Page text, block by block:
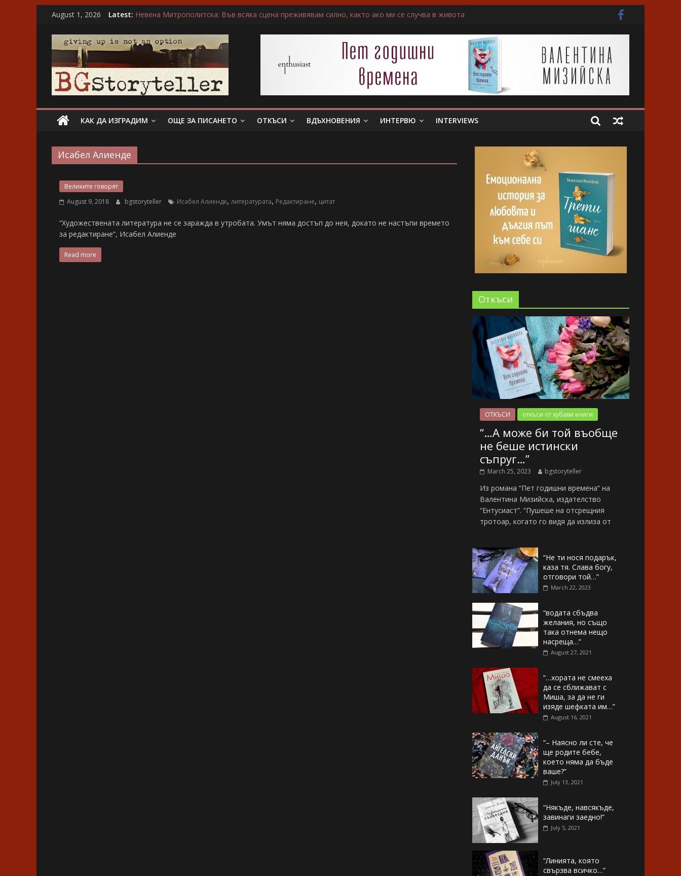
content
August 1, 2026 Latest: “Не ти нося подарък, каза тя. Слава богу, отговори той…”
Йордан Колев: Пиша за удоволствие
Ирса Сигурдардотир: Обичам да пиша за герои, които еволюират
“…А може би той въобще не беше истински съпруг…”
BGStoryteller
Всичко
за
голямото
на
завладяващия
КАК ДА ИЗГРАДИМ ОЩЕ ЗА ПИСАНЕТО ОТКЪСИ ВДЪХНОВЕНИЯ ИНТЕРВЮ INTERVIEWS
Исабел Алиенде
Великите говорят
August 9, 2018
bgstoryteller Исабел Алиенде, литературата, Редактиране, цитат
“Художествената литература не се заражда в утробата. Умът няма достъп до нея, докато не настъпи времето
за редактиране”, Исабел Алиенде
Read more
Oткъси
ОТКЪСИ откъси от хубави книги
“…А може би той въобще
не беше истински
съпруг…”
March 25, 2023 bgstoryteller
Из романа “Пет годишни времена” на
Валентина Мизийска, издателство
“Ентусиаст”. “Пушеше на отсрещния
тротоар, когато го видя да излиза от
“Не ти нося подарък,
каза тя. Слава богу,
отговори той…”
March 22, 2023
“водата сбъдва
желания, но също
така отнема нещо
насреща…”
August 27, 2021
“…хората не смееха
да се сближават с
Миша, за да не ги
изяде шефката им…”
August 16, 2021
“– Наясно ли сте, че
ще родите бебе,
което няма да бъде
ваше?”
July 13, 2021
“Някъде, навсякъде,
завинаги заедно!”
July 5, 2021
“Линията, която
свързва всичко…”